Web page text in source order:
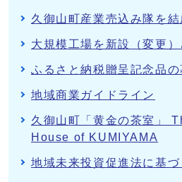
久御山町産業売込み隊を結
大規模工場を新設（変更
ふるさと納税贈呈記念品の
地域商業ガイドライン
久御山町「黄金の茶室」
House of KUMIYAMA
地域未来投資促進法に基